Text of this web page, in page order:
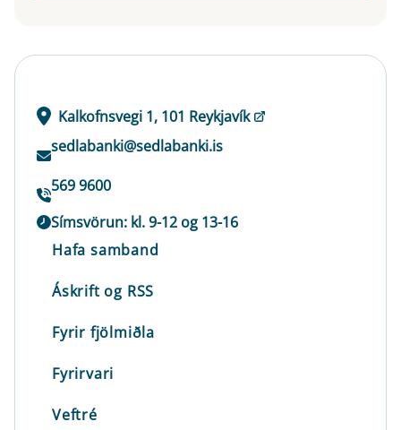
Kalkofnsvegi 1, 101 Reykjavík
sedlabanki@sedlabanki.is
569 9600
Símsvörun: kl. 9-12 og 13-16
Hafa samband
Áskrift og RSS
Fyrir fjölmiðla
Fyrirvari
Veftré